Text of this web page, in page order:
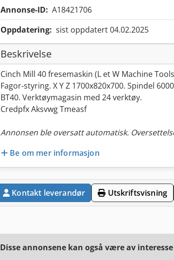
Annonse-ID: A18421706
Oppdatering: sist oppdatert 04.02.2025
Beskrivelse
Cinch Mill 40 fresemaskin (L et W Machine
Fagor-styring. X Y Z 1700x820x700. Spindel
BT40. Verktøymagasin med 24 verktøy.
Credpfx Aksvwg Tmeasf
Annonsen ble oversatt automatisk.
Be om mer informasjon
Kontakt leverandør Utskriftsvisning
Disse annonsene kan også være av